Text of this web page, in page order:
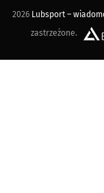
2026 Lubsport –
zastrzeżone.